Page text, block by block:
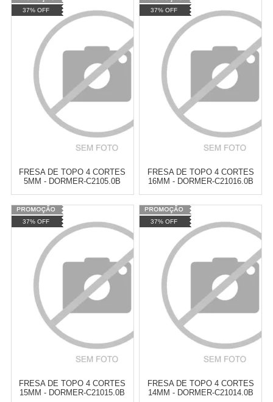
Varejo:
Atacado: R$ 2.550,90 (Apenas
Revendedor)
10 x
Cat:
COMPRAR
Varejo:
Atacado: R$ 2.550,90 (Apenas
Revendedor)
10
Cat:
COMPRAR
37% OFF
FRESA DE TOPO 4 CORTES
5MM - DORMER-C2105.0B
Varejo:
Atacado: R$ 2.550,90 (Apenas
Revendedor)
10 x
Cat:
COMPRAR
37% OFF
FRESA DE TOPO 4 CORTES
16MM - DORMER-C21016.0B
Varejo:
Atacado: R$ 2.550,90 (Apenas
Revendedor)
10
Cat:
COMPRAR
37% OFF
FRESA DE TOPO 4 CORTES
15MM - DORMER-C21015.0B
37% OFF
FRESA DE TOPO 4 CORTES
14MM - DORMER-C21014.0B